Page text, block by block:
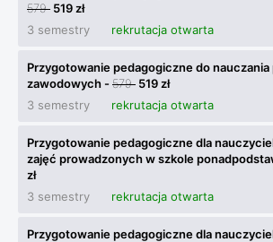
579 519 zł
3 semestry
rekrutacja otwarta
Przygotowanie pedagogiczne do
zawodowych -579 519 zł
3 semestry
rekrutacja otwarta
Przygotowanie pedagogiczne dla
zajęć prowadzonych w szkole
zł
3 semestry
rekrutacja otwarta
Przygotowanie pedagogiczne dla